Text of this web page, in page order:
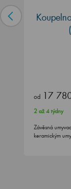
od 17
2 až 4 týdny
Závěsná
keramickým